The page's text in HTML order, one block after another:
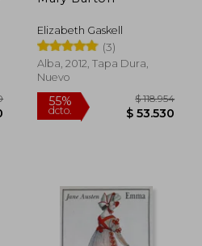
Elizabeth Gaskell
(3)
Alba, 2012, Tapa Dura,
Nuevo